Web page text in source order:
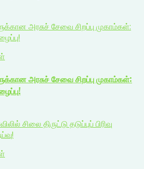
அரசுச் சேவை சிறப்பு முகாம்கள்:
அரசுச் சேவை சிறப்பு முகாம்கள்:
சிலை திருட்டு தடுப்புப் பிரிவு